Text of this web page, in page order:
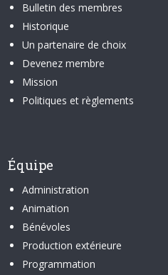
Bulletin des membres
Historique
Un partenaire de choix
Devenez membre
Mission
Politiques et règlements
Équipe
Administration
Animation
Bénévoles
Production extérieure
Programmation